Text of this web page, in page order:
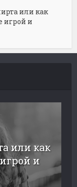
или как
игрой и
или как
и